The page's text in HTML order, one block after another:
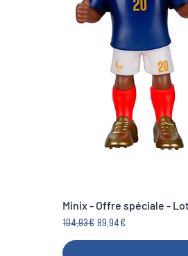
Minix - Offre spéciale -
Prezzo regolare
104,93 € Prezzo scontato
89,94 €